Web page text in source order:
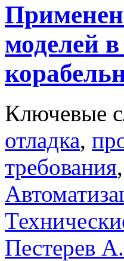
моделей
Ключевые
отладка,
требования,
Пестерев